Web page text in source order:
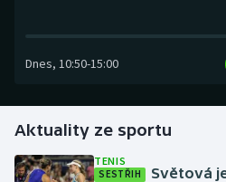
Box
Dostihy
Dnes, 10:50-15:00
Aktuality ze sportu
TENIS
SESTŘIH
Světová